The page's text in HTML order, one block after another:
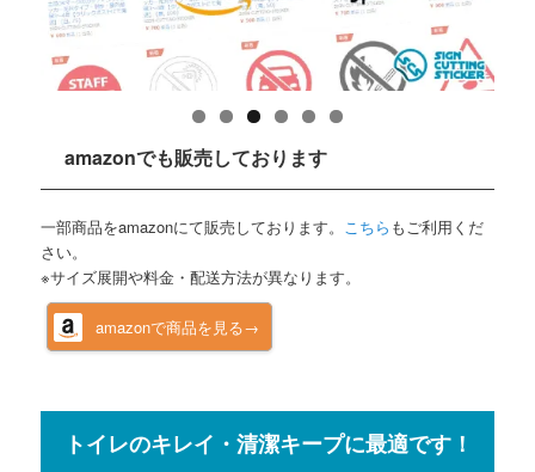
amazonでも販売しております
一部商品をamazonにて販売しております。 こちら もご利用くだ
さい。
※サイズ展開や料金・配送方法が異なります。
amazonで商品を見る→
トイレのキレイ・清潔キープに最適です！